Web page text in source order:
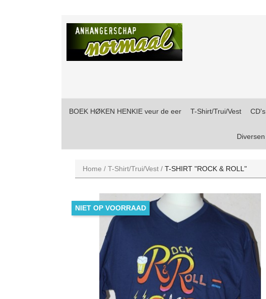
BOEK HØKEN HENKIE veur de eer T-Shirt/Trui/Vest CD's
Diversen
Home T-Shirt/Trui/Vest T-SHIRT "ROCK & ROLL"
NIET OP VOORRAAD